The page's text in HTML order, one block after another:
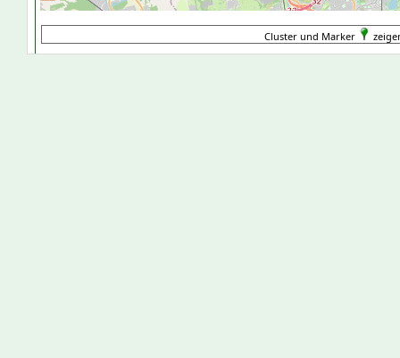
Cluster und Marker